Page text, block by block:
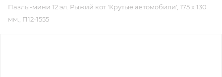
Пазлы-мини 12 эл. Рыжий кот 'Крутые автомобили', 175 х 130
мм., П12-1555